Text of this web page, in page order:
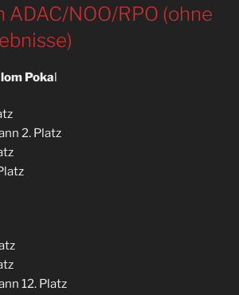
ADAC/NOO/RPO (ohne
Pokal
2. Platz
12. Platz